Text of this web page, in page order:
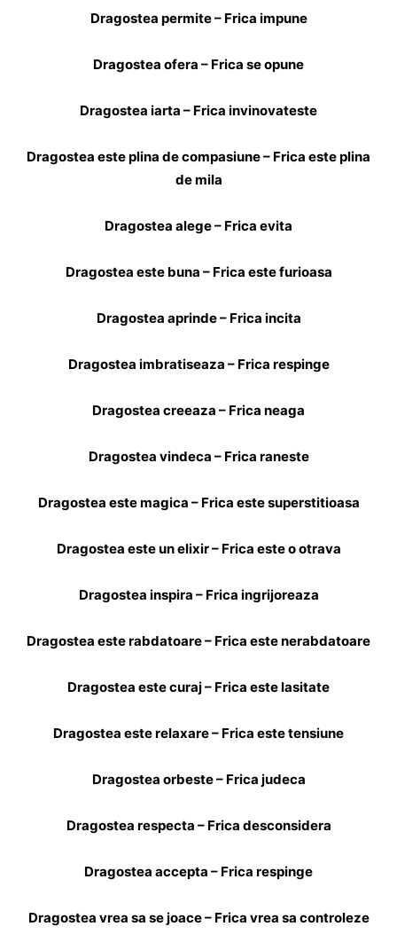
Dragostea permite – Frica impune
Dragostea ofera – Frica se opune
Dragostea iarta – Frica invinovateste
Dragostea este plina de compasiune – Frica este plina
de mila
Dragostea alege – Frica evita
Dragostea este buna – Frica este furioasa
Dragostea aprinde – Frica incita
Dragostea imbratiseaza – Frica respinge
Dragostea creeaza – Frica neaga
Dragostea vindeca – Frica raneste
Dragostea este magica – Frica este superstitioasa
Dragostea este un elixir – Frica este o otrava
Dragostea inspira – Frica ingrijoreaza
Dragostea este rabdatoare – Frica este nerabdatoare
Dragostea este curaj – Frica este lasitate
Dragostea este relaxare – Frica este tensiune
Dragostea orbeste – Frica judeca
Dragostea respecta – Frica desconsidera
Dragostea accepta – Frica respinge
Dragostea vrea sa se joace – Frica vrea sa controleze